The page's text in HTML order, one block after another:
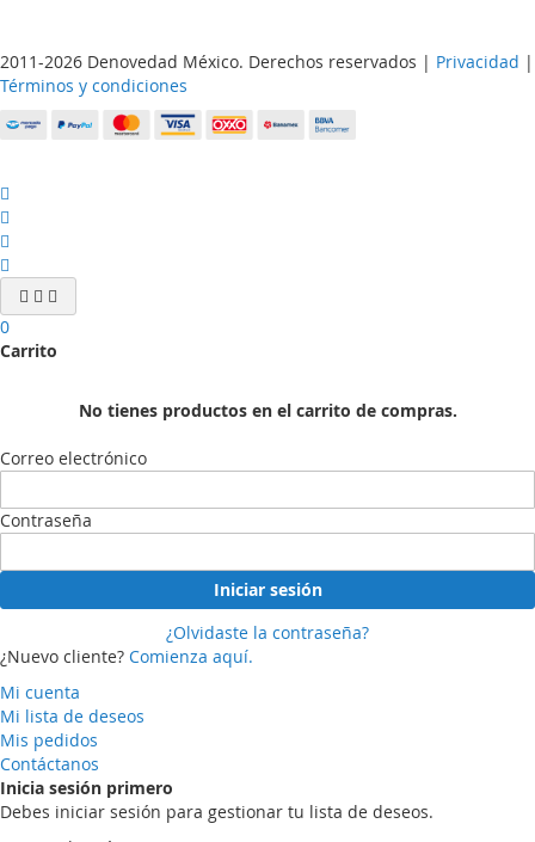
2011-2026 Denovedad México. Derechos reservados | Privacidad |
Términos y condiciones
0
Carrito
No tienes productos en el carrito de compras.
Correo electrónico
Contraseña
Iniciar sesión
¿Olvidaste la contraseña?
¿Nuevo cliente? Comienza aquí.
Mi cuenta
Mi lista de deseos
Mis pedidos
Contáctanos
Inicia sesión primero
Debes iniciar sesión para gestionar tu lista de deseos.